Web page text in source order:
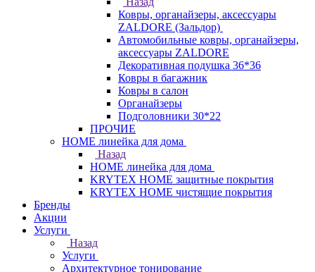
Ковры, органайзеры, аксессуары
ZALDORE (Зальдор)
Автомобильные ковры, органайзеры,
аксессуары ZALDORE
Декоративная подушка 36*36
Ковры в багажник
Ковры в салон
Органайзеры
Подголовники 30*22
ПРОЧИЕ
HOME линейка для дома
Назад
HOME линейка для дома
KRYTEX HOME защитные покрытия
KRYTEX HOME чистящие покрытия
Бренды
Акции
Услуги
Назад
Услуги
Архитектурное тонирование